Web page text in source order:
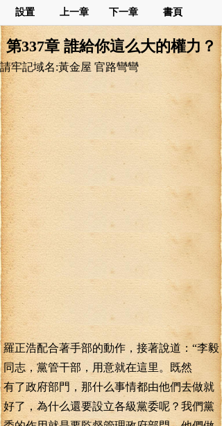
設置 上一章 下一章 書頁
第337章 誰給你這么大的權力？
請牢記域名:黃金屋 官路彎彎
羅正浩配合著手部的動作，接著說道：“李毅
同志，黨管干部，用意就在這里。既然
有了政府部門，那什么事情都由他們去做就
好了，為什么還要設立各級黨委呢？我們黨